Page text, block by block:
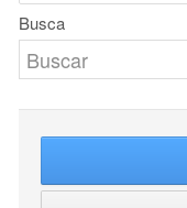
Busca